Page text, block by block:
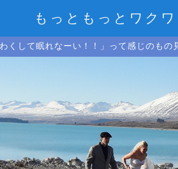
もっともっとワク
くして眠れなーい！！」って感じのもの